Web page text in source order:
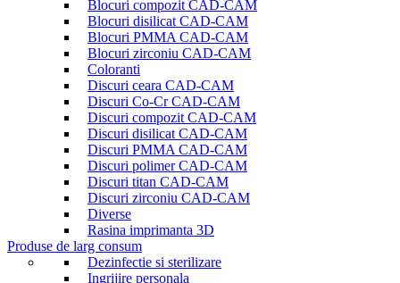
Blocuri compozit CAD-CAM
Blocuri disilicat CAD-CAM
Blocuri PMMA CAD-CAM
Blocuri zirconiu CAD-CAM
Coloranti
Discuri ceara CAD-CAM
Discuri Co-Cr CAD-CAM
Discuri compozit CAD-CAM
Discuri disilicat CAD-CAM
Discuri PMMA CAD-CAM
Discuri polimer CAD-CAM
Discuri titan CAD-CAM
Discuri zirconiu CAD-CAM
Diverse
Rasina imprimanta 3D
Produse de larg consum
Dezinfectie si sterilizare
Ingrijire personala